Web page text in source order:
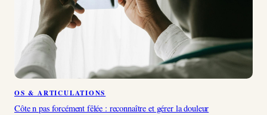
OS & ARTICULATIONS
Côte n pas forcément fêlée : reconnaître et gérer la douleur